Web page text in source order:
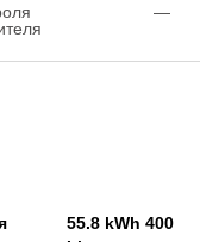
—
55.8 kWh 400